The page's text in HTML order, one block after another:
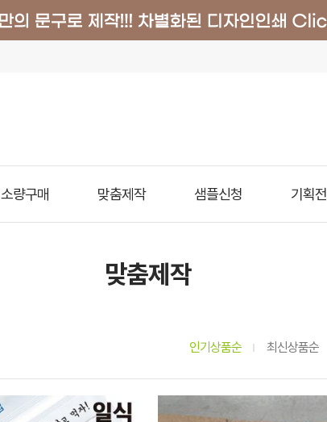
소량구매 맞춤제작 샘플신청 기획전
맞춤제작
인기상품순 최신상품순